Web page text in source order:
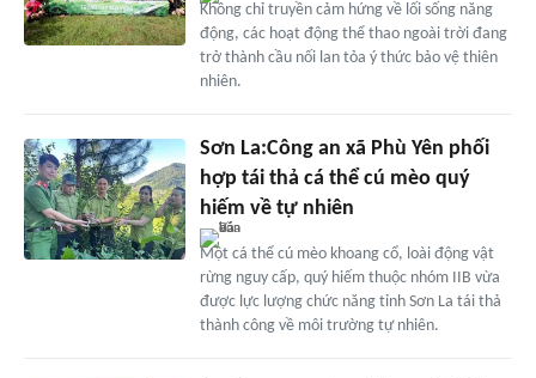
Không chỉ truyền cảm hứng về lối sống năng
động, các hoạt động thể thao ngoài trời đang
trở thành cầu nối lan tỏa ý thức bảo vệ thiên
nhiên.
Sơn La:Công an xã Phù Yên phối
hợp tái thả cá thể cú mèo quý
hiếm về tự nhiên
Một cá thể cú mèo khoang cổ, loài động vật
rừng nguy cấp, quý hiếm thuộc nhóm IIB vừa
được lực lượng chức năng tỉnh Sơn La tái thả
thành công về môi trường tự nhiên.